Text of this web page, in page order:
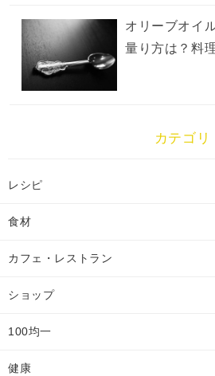
オリーブオイ
量り方は？料
カテゴリ
レシピ
食材
カフェ・レストラン
ショップ
100均一
健康